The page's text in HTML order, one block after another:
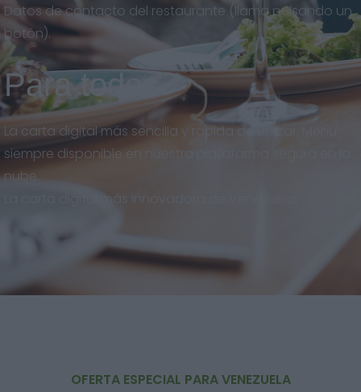
Datos de contacto del restaurante (llama pulsando un
botón).
Para todos
La carta digital más sencilla y rápida de utilizar. Menú
siempre disponible en nuestra plataforma segura en la
nube.
La carta digital más innovadora de Venezuela.
OFERTA ESPECIAL PARA VENEZUELA